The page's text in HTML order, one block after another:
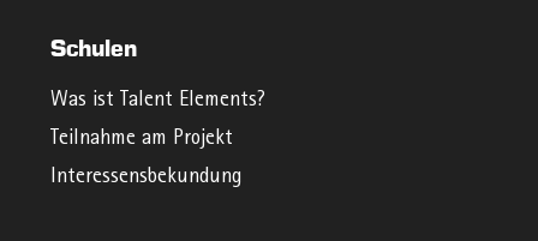
Schulen
Was ist Talent Elements?
Teilnahme am Projekt
Interessensbekundung